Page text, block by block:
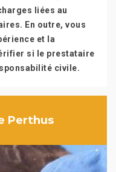
liées au
En outre, vous
et la
si le prestataire
civile.
Perthus